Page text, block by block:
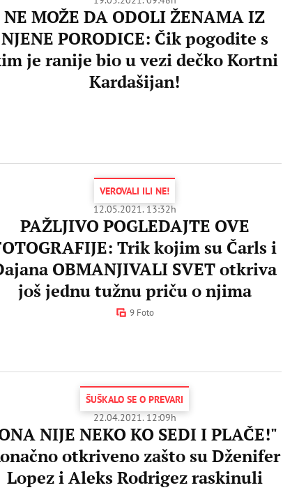
NE MOŽE DA ODOLI ŽENAMA IZ
NJENE PORODICE: Čik pogodite s
je ranije bio u vezi dečko Kortni
Kardašijan!
VEROVALI ILI NE!
12.05.2021. 13:32h
PAŽLJIVO POGLEDAJTE OVE
Trik kojim su Čarls i
OBMANJIVALI SVET otkriva
još jednu tužnu priču o njima
9 Foto
ŠUŠKALO SE O PREVARI
22.04.2021. 12:09h
NIJE NEKO KO SEDI I PLAČE!"
otkriveno zašto su Dženifer
Lopez i Aleks Rodrigez raskinuli